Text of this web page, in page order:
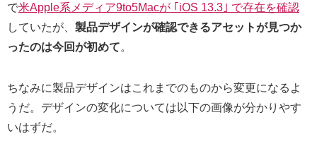
で米Apple系メディア9to5Macが ｢iOS 13.3｣ で存在を確認
していたが、 製品デザインが確認できるアセットが見つか
ったのは今回が初めて。
ちなみに製品デザインはこれまでのものから変更になるよ
うだ。デザインの変化については以下の画像が分かりやす
いはずだ。